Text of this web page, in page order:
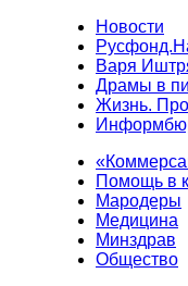
Новости
Варя
Драмы в
Жизнь.
Помощь в
Мародеры
Медицина
Минздрав
Общество